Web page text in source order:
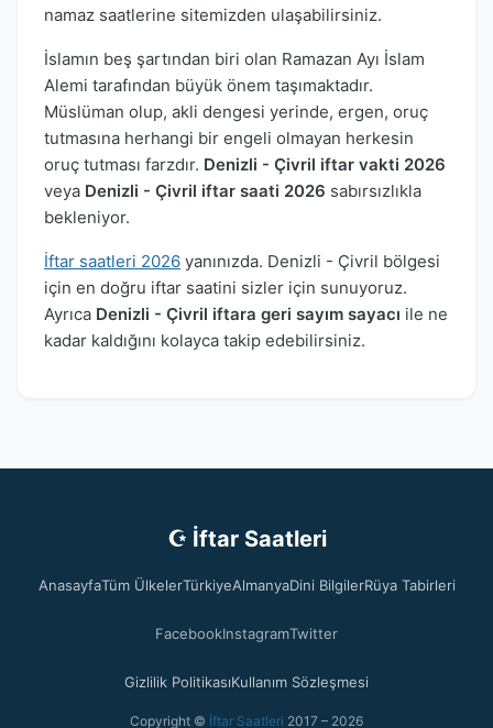
namaz saatlerine sitemizden ulaşabilirsiniz.
İslamın beş şartından biri olan Ramazan Ayı İslam
Alemi tarafından büyük önem taşımaktadır.
Müslüman olup, akli dengesi yerinde, ergen, oruç
tutmasına herhangi bir engeli olmayan herkesin
oruç tutması farzdır. Denizli - Çivril iftar vakti 2026
veya Denizli - Çivril iftar saati 2026 sabırsızlıkla
bekleniyor.
İftar saatleri 2026 yanınızda. Denizli - Çivril bölgesi
için en doğru iftar saatini sizler için sunuyoruz.
Ayrıca Denizli - Çivril iftara geri sayım sayacı ile ne
kadar kaldığını kolayca takip edebilirsiniz.
☪ İftar Saatleri
AnasayfaTüm ÜlkelerTürkiyeAlmanyaDini BilgilerRüya Tabirleri
FacebookInstagramTwitter
Gizlilik PolitikasıKullanım Sözleşmesi
Copyright © İftar Saatleri 2017 – 2026